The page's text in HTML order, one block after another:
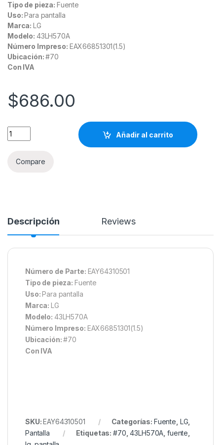
Tipo de pieza: Fuente
Uso:Para pantalla
Marca:LG
Modelo: 43LH570A
Número Impreso: EAX66851301(1.5)
Ubicación:#70
Con IVA
$686.00
EAY64310501 Fuente para pantalla LG Modelo: 43LH570A
Añadir al carrito
Compare
Descripción Reviews
Número de Parte: EAY64310501
Tipo de pieza: Fuente
Uso:Para pantalla
Marca:LG
Modelo: 43LH570A
Número Impreso: EAX66851301(1.5)
Ubicación:#70
Con IVA
SKU:EAY64310501 Categorías: Fuente LG
Pantalla
Etiquetas:#70 ,43LH570A ,fuente